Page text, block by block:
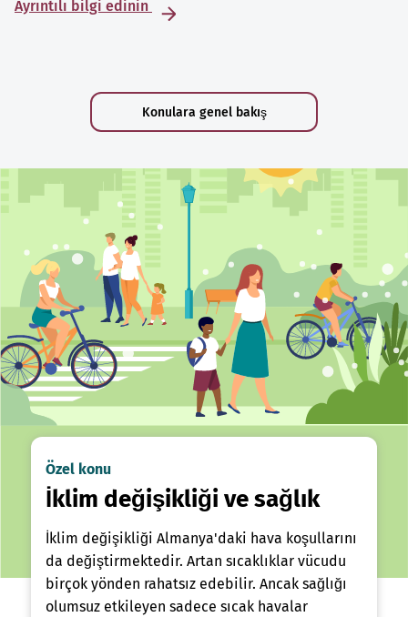
Ayrıntılı bilgi edinin
Konulara genel bakış
Özel konu
İklim değişikliği ve sağlık
İklim değişikliği Almanya'daki hava koşullarını
da değiştirmektedir. Artan sıcaklıklar vücudu
birçok yönden rahatsız edebilir. Ancak sağlığı
olumsuz etkileyen sadece sıcak havalar